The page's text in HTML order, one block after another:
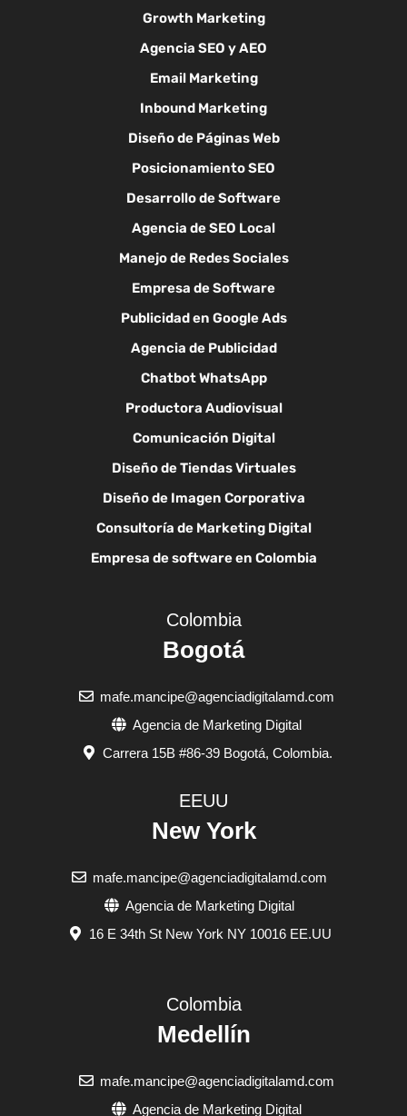
Growth Marketing
Agencia SEO y AEO
Email Marketing
Inbound Marketing
Diseño de Páginas Web
Posicionamiento SEO
Desarrollo de Software
Agencia de SEO Local
Manejo de Redes Sociales
Empresa de Software
Publicidad en Google Ads
Agencia de Publicidad
Chatbot WhatsApp
Productora Audiovisual
Comunicación Digital
Diseño de Tiendas Virtuales
Diseño de Imagen Corporativa
Consultoría de Marketing Digital
Empresa de software en Colombia
Colombia
Medellín
mafe.mancipe@agenciadigitalamd.com
Agencia de Marketing Digital
Colombia
Bogotá
mafe.mancipe@agenciadigitalamd.com
Agencia de Marketing Digital
Carrera 15B #86-39 Bogotá, Colombia.
EEUU
New York
mafe.mancipe@agenciadigitalamd.com
Agencia de Marketing Digital
16 E 34th St New York NY 10016 EE.UU